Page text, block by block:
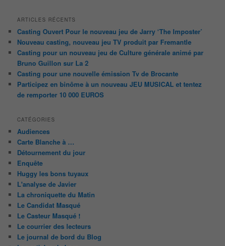
ARTICLES RÉCENTS
Casting Ouvert Pour le nouveau jeu de Jarry ‘The Imposter’
Nouveau casting, nouveau jeu TV produit par Fremantle
Casting pour un nouveau jeu de Culture générale animé par
Bruno Guillon sur La 2
Casting pour une nouvelle émission Tv de Brocante
Participez en binôme à un nouveau JEU MUSICAL et tentez
de remporter 10 000 EUROS
CATÉGORIES
Audiences
Carte Blanche à …
Détournement du jour
Enquête
Huggy les bons tuyaux
L'analyse de Javier
La chroniquette du Matin
Le Candidat Masqué
Le Casteur Masqué !
Le courrier des lecteurs
Le journal de bord du Blog